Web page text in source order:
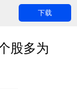
下载
股多为